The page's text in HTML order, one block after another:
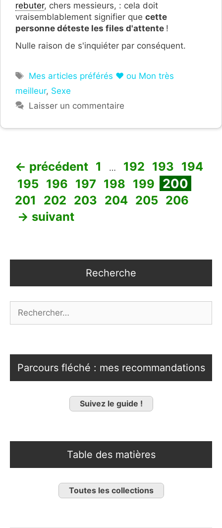
rebuter, chers messieurs, : cela doit
vraisemblablement signifier que cette
personne déteste les files d'attente !
Nulle raison de s'inquiéter par conséquent.
Étiquettes
Mes articles préférés ❤ ou Mon très
meilleur, Sexe
Laisser un commentaire
← précédent Page
1 … Page
192 Page
193 Page
194
Page
195 Page
196 Page
197 Page
198 Page
199 Page
200
201
Page
202 Page
203 Page
204 Page
205 Page
206
→ suivant
Recherche
Parcours fléché : mes recommandations
Suivez le guide !
Table des matières
Toutes les collections